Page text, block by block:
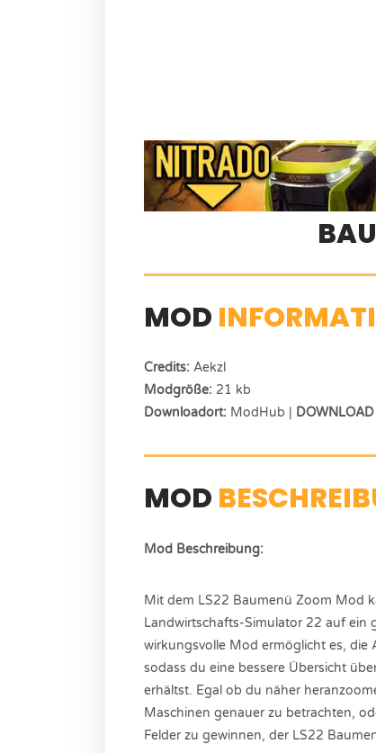
MOD
Credits: Aekzl
Modgröße: 21 kb
Downloadort: ModHub |
MOD
Mod Beschreibung:
Mit dem LS22 Baumenü Zoom Mod
Landwirtschafts-Simulator 22 auf ein
wirkungsvolle Mod ermöglicht es, die
sodass du eine bessere Übersicht
erhältst. Egal ob du näher
Maschinen genauer zu betrachten,
Felder zu gewinnen, der LS22